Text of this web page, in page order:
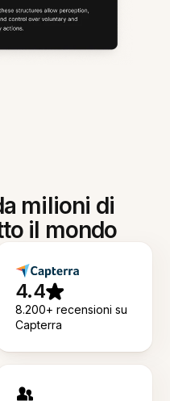
milioni di
il mondo
4.4
8.200+ recensioni su
Capterra